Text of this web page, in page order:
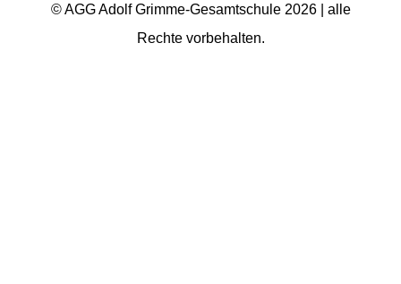
© AGG Adolf Grimme-Gesamtschule 2026 | alle
Rechte vorbehalten.